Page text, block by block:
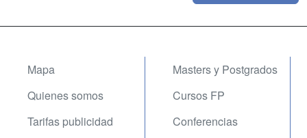
Mapa
Quienes somos
Tarifas publicidad
Masters y Postgrados
Cursos FP
Conferencias